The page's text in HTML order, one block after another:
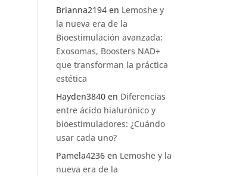
Brianna2194 en Lemoshe y
la nueva era de la
Bioestimulación avanzada:
Exosomas, Boosters NAD+
que transforman la práctica
estética
Hayden3840 en Diferencias
entre ácido hialurónico y
bioestimuladores: ¿Cuándo
usar cada uno?
Pamela4236 en Lemoshe y la
nueva era de la